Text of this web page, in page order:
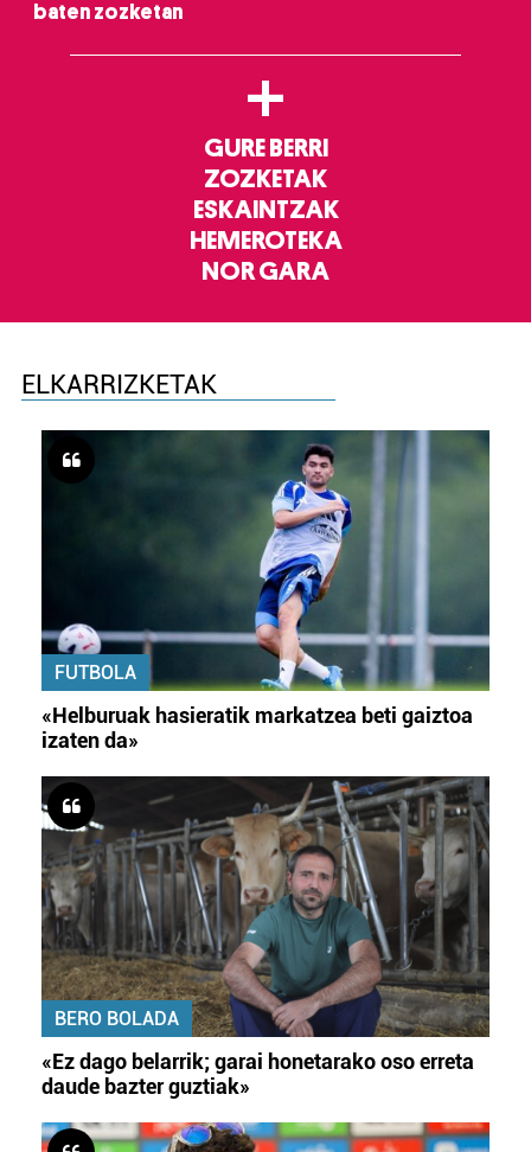
baten zozketan
+
GURE BERRI
ZOZKETAK
ESKAINTZAK
HEMEROTEKA
NOR GARA
ELKARRIZKETAK
FUTBOLA
«Helburuak hasieratik markatzea beti gaiztoa
izaten da»
BERO BOLADA
«Ez dago belarrik; garai honetarako oso erreta
daude bazter guztiak»